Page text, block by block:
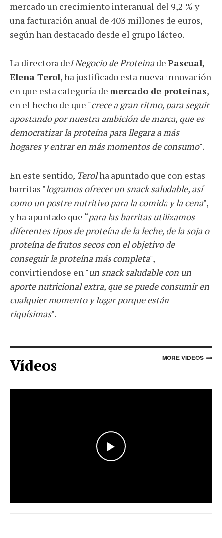
mercado un crecimiento interanual del 9,2 % y
una facturación anual de 403 millones de euros,
según han destacado desde el grupo lácteo.
La directora del Negocio de Proteínade Pascual,
Elena Terol, ha justificado esta nueva innovación
en que esta categoría de mercado de proteínas,
en el hecho de que "crece a gran ritmo, para seguir
apostando por nuestra ambición de marca, que es
democratizar la proteína para llegara a más
hogares y entrar en más momentos de consumo".
En este sentido, Terolha apuntado que con estas
barritas "logramos ofrecer un snack saludable, así
como un postre nutritivo para la comida y la cena",
y ha apuntado que “para las barritas utilizamos
diferentes tipos de proteína de la leche, de la soja o
proteína de frutos secos con el objetivo de
conseguir la proteína más completa",
convirtiendose en "un snack saludable con un
aporte nutricional extra, que se puede consumir en
cualquier momento y lugar porque están
riquísimas".
Vídeos MORE VIDEOS
WATCH THE VIDEO